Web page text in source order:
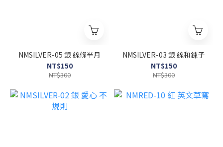
NMSILVER-05 銀 線條半月
NT$150
NT$300
NMSILVER-03 銀 線和鍊子
NT$150
NT$300